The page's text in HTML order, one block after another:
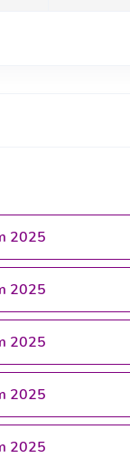
2025
2025
2025
2025
2025